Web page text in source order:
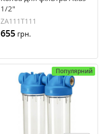
1/2"
ZA111T111
655 грн.
Популярний